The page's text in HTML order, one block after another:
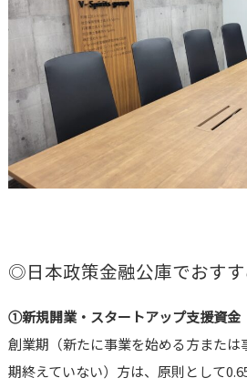
◎日本政策金融公庫でおす
①新規開業・スタートアップ支援資金
創業期（新たに事業を始める方または
期終えていない）方は、原則として